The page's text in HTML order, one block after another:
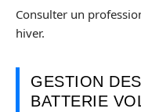
Consulter un
hiver.
GESTION
BATTERIE